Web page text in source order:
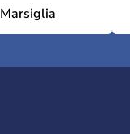
Marsiglia